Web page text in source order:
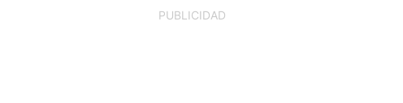
PUBLICIDAD